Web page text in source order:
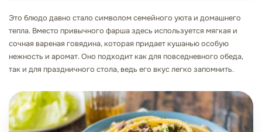
Это блюдо давно стало символом семейного уюта и домашнего
тепла. Вместо привычного фарша здесь используется мягкая и
сочная вареная говядина, которая придает кушанью особую
нежность и аромат. Оно подходит как для повседневного обеда,
так и для праздничного стола, ведь его вкус легко запомнить.